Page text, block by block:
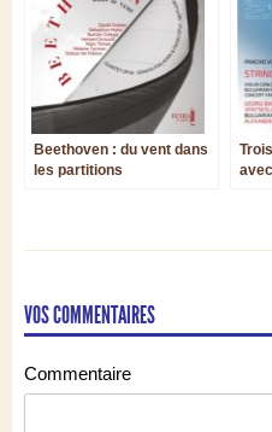
Beethoven : du vent dans
les partitions
VOS COMMENTAIRES
Commentaire